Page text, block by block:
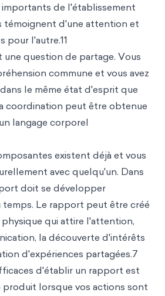
de l'établissement
témoignent d'une attention et
pour l'autre.11
question de partage. Vous
commune et vous avez
le même état d'esprit que
coordination peut être obtenue
langage corporel
existent déjà et vous
avec quelqu'un. Dans
doit se développer
Le rapport peut être créé
qui attire l'attention,
la découverte d'intérêts
d'expériences partagées.7
d'établir un rapport est
produit lorsque vos actions sont